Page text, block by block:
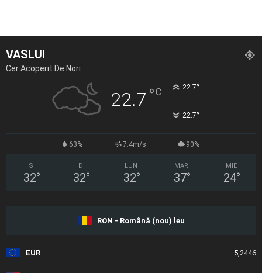
VASLUI
Cer Acoperit De Nori
22.7 °C 22.7°
22.7°
63% 7.4m/s 90%
S
32°
D
32°
LUN
32°
MAR
37°
MIE
24°
RON - Română (nou) leu
EUR 5,2446